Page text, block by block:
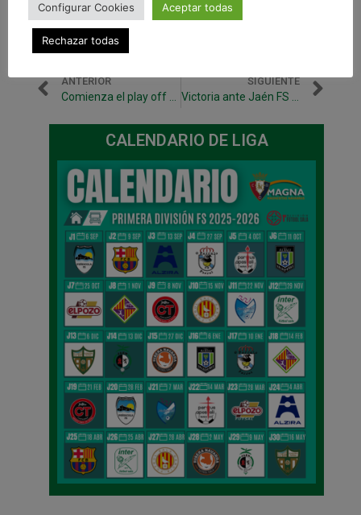
ANTERIOR SIGUIENTE
CALENDARIO DE LIGA
Configurar Cookies Aceptar todas
Rechazar todas